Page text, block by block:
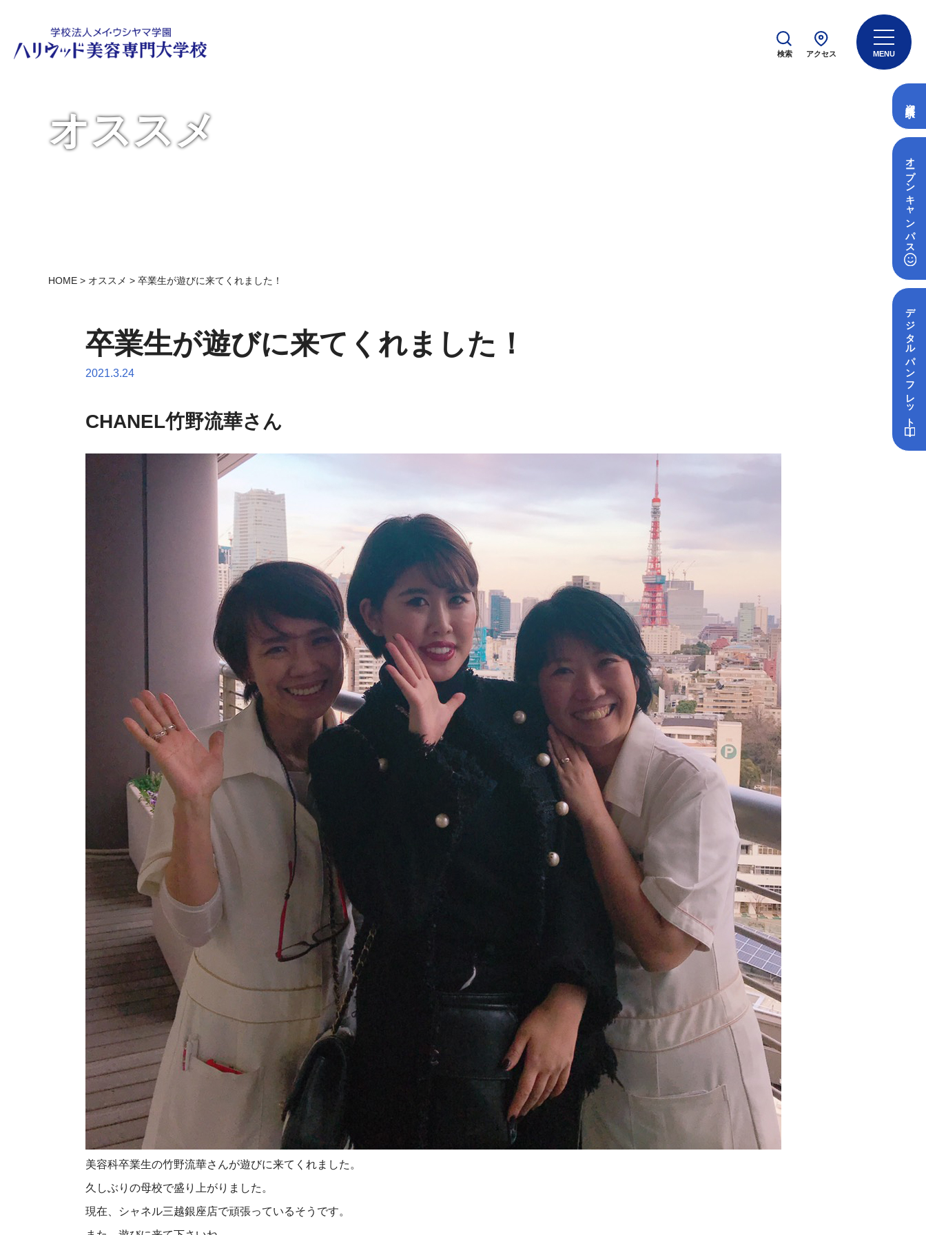
検索 アクセス MENU
オススメ
HOME > オススメ > 卒業生が遊びに来てくれました！
卒業生が遊びに来てくれました！
2021.3.24
CHANEL竹野流華さん
美容科卒業生の竹野流華さんが遊びに来てくれました。
久しぶりの母校で盛り上がりました。
現在、シャネル三越銀座店で頑張っているそうです。
オープン
キャンパス
デジタル
パンフレット